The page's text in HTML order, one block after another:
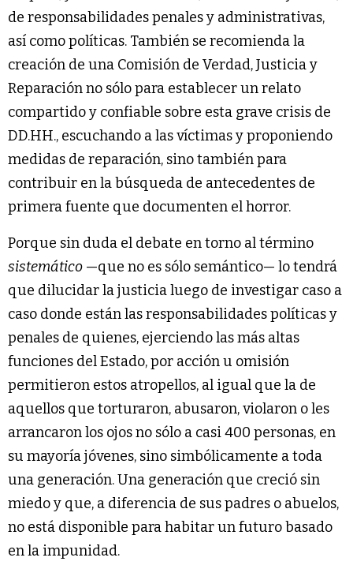
de responsabilidades penales y administrativas,
así como políticas. También se recomienda la
creación de una Comisión de Verdad, Justicia y
Reparación no sólo para establecer un relato
compartido y confiable sobre esta grave crisis de
DD.HH., escuchando a las víctimas y proponiendo
medidas de reparación, sino también para
contribuir en la búsqueda de antecedentes de
primera fuente que documenten el horror.
Porque sin duda el debate en torno al término
sistemático —que no es sólo semántico— lo tendrá
que dilucidar la justicia luego de investigar caso a
caso donde están las responsabilidades políticas y
penales de quienes, ejerciendo las más altas
funciones del Estado, por acción u omisión
permitieron estos atropellos, al igual que la de
aquellos que torturaron, abusaron, violaron o les
arrancaron los ojos no sólo a casi 400 personas, en
su mayoría jóvenes, sino simbólicamente a toda
una generación. Una generación que creció sin
miedo y que, a diferencia de sus padres o abuelos,
no está disponible para habitar un futuro basado
en la impunidad.